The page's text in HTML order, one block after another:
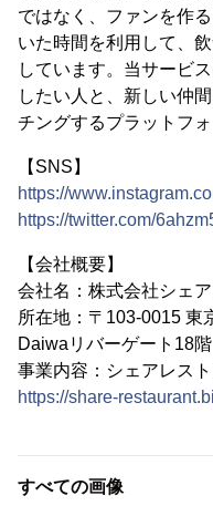
ではなく、ファンを作
いた時間を利用して、
しています。当サービ
したい人と、新しい仲
チングするプラットフォ
【SNS】
https://
https://twitter.com/
【会社概要】
会社名：株式会社シェ
所在地：〒103-0015 東
Daiwaリバーゲート18階
事業内容：シェアレス
https://share-
すべての画像